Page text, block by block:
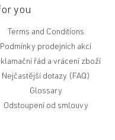
you
Terms and Conditions
Podmínky prodejních akcí
řád a vrácení zboží
Nejčastější dotazy (FAQ)
Glossary
Odstoupení od smlouvy